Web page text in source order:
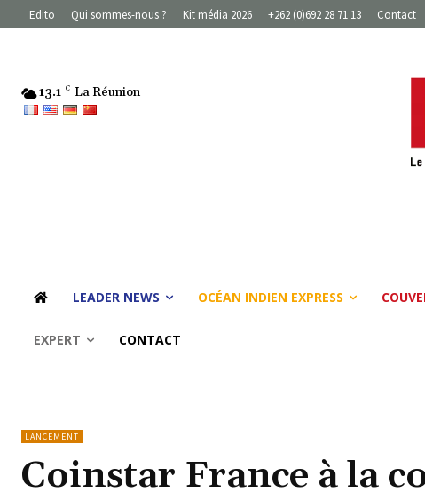
Edito Qui sommes-nous ? Kit média 2026 +262 (0)692 28 71 13 Contact
13.1 C La Réunion
LEADER NEWS OCÉAN INDIEN EXPRESS
EXPERT CONTACT
LANCEMENT
Coinstar France à la